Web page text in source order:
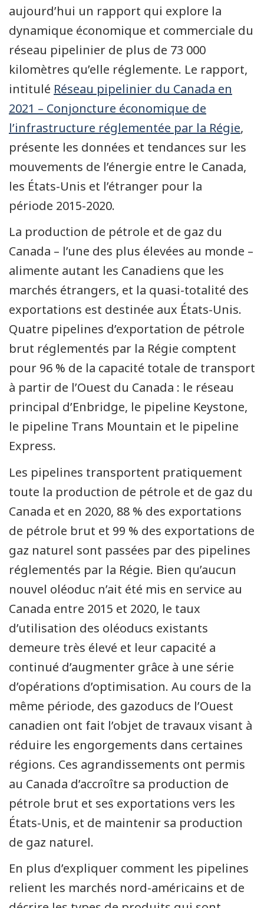
aujourd’hui un rapport qui explore la
dynamique économique et commerciale du
réseau pipelinier de plus de 73 000
kilomètres qu’elle réglemente. Le rapport,
intitulé Réseau pipelinier du Canada en
2021 – Conjoncture économique de
l’infrastructure réglementée par la Régie,
présente les données et tendances sur les
mouvements de l’énergie entre le Canada,
les États-Unis et l’étranger pour la
période 2015-2020.
La production de pétrole et de gaz du
Canada – l’une des plus élevées au monde –
alimente autant les Canadiens que les
marchés étrangers, et la quasi-totalité des
exportations est destinée aux États-Unis.
Quatre pipelines d’exportation de pétrole
brut réglementés par la Régie comptent
pour 96 % de la capacité totale de transport
à partir de l’Ouest du Canada : le réseau
principal d’Enbridge, le pipeline Keystone,
le pipeline Trans Mountain et le pipeline
Express.
Les pipelines transportent pratiquement
toute la production de pétrole et de gaz du
Canada et en 2020, 88 % des exportations
de pétrole brut et 99 % des exportations de
gaz naturel sont passées par des pipelines
réglementés par la Régie. Bien qu’aucun
nouvel oléoduc n’ait été mis en service au
Canada entre 2015 et 2020, le taux
d’utilisation des oléoducs existants
demeure très élevé et leur capacité a
continué d’augmenter grâce à une série
d’opérations d’optimisation. Au cours de la
même période, des gazoducs de l’Ouest
canadien ont fait l’objet de travaux visant à
réduire les engorgements dans certaines
régions. Ces agrandissements ont permis
au Canada d’accroître sa production de
pétrole brut et ses exportations vers les
États-Unis, et de maintenir sa production
de gaz naturel.
En plus d’expliquer comment les pipelines
relient les marchés nord-américains et de